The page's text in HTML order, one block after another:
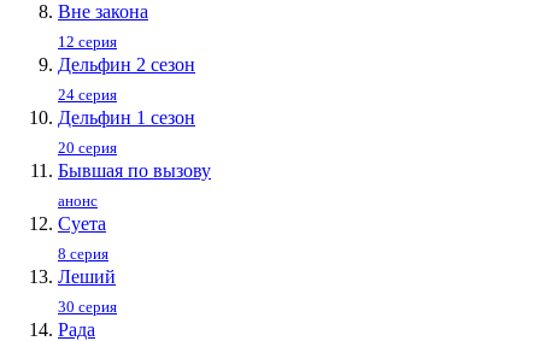
Вне закона
12 серия
Дельфин 2 сезон
24 серия
Дельфин 1 сезон
20 серия
Бывшая по вызову
анонс
Суета
8 серия
Леший
30 серия
Рада